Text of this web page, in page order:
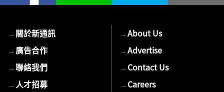
→關於新通訊
→廣告合作
→聯絡我們
→人才招募
→About Us
→Advertise
→Contact Us
→Careers